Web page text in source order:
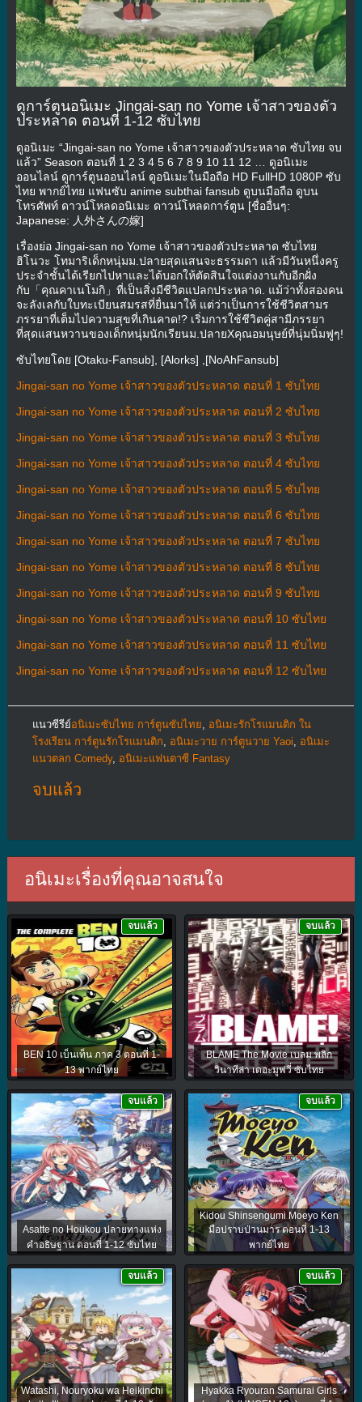
ดูการ์ตูนอนิเมะ Jingai-san no Yome เจ้าสาวของตัว
ประหลาด ตอนที่ 1-12 ซับไทย
ดูอนิเมะ “Jingai-san no Yome เจ้าสาวของตัวประหลาด ซับไทย จบ
แล้ว” Season ตอนที่ 1 2 3 4 5 6 7 8 9 10 11 12 … ดูอนิเมะ
ออนไลน์ ดูการ์ตูนออนไลน์ ดูอนิเมะในมือถือ HD FullHD 1080P ซับ
ไทย พากย์ไทย แฟนซับ anime subthai fansub ดูบนมือถือ ดูบน
โทรศัพท์ ดาวน์โหลดอนิเมะ ดาวน์โหลดการ์ตูน [ชื่ออื่นๆ:
Japanese: 人外さんの嫁]
เรื่องย่อ Jingai-san no Yome เจ้าสาวของตัวประหลาด ซับไทย
ฮิโนวะ โทมาริเด็กหนุ่มม.ปลายสุดแสนจะธรรมดา แล้วมีวันหนึ่งครู
ประจำชั้นได้เรียกไปหาและได้บอกให้ตัดสินใจแต่งงานกับอีกฝั่ง
กับ「คุณคาเนโมกิ」ที่เป็นสิ่งมีชีวิตแปลกประหลาด. แม้ว่าทั้งสองคน
จะลังเลกับใบทะเบียนสมรสที่ยื่นมาให้ แต่ว่าเป็นการใช้ชีวิตสามร
ภรรยาที่เต็มไปความสุขที่เกินคาด!? เริ่มการใช้ชีวิตคู่สามีภรรยา
ที่สุดแสนหวานของเด็กหนุ่มนักเรียนม.ปลายXคุณอมนุษย์ที่นุ่มนิ่มฟูๆ!
ซับไทยโดย [Otaku-Fansub], [Alorks] ,[NoAhFansub]
Jingai-san no Yome เจ้าสาวของตัวประหลาด ตอนที่ 1 ซับไทย
Jingai-san no Yome เจ้าสาวของตัวประหลาด ตอนที่ 2 ซับไทย
Jingai-san no Yome เจ้าสาวของตัวประหลาด ตอนที่ 3 ซับไทย
Jingai-san no Yome เจ้าสาวของตัวประหลาด ตอนที่ 4 ซับไทย
Jingai-san no Yome เจ้าสาวของตัวประหลาด ตอนที่ 5 ซับไทย
Jingai-san no Yome เจ้าสาวของตัวประหลาด ตอนที่ 6 ซับไทย
Jingai-san no Yome เจ้าสาวของตัวประหลาด ตอนที่ 7 ซับไทย
Jingai-san no Yome เจ้าสาวของตัวประหลาด ตอนที่ 8 ซับไทย
Jingai-san no Yome เจ้าสาวของตัวประหลาด ตอนที่ 9 ซับไทย
Jingai-san no Yome เจ้าสาวของตัวประหลาด ตอนที่ 10 ซับไทย
Jingai-san no Yome เจ้าสาวของตัวประหลาด ตอนที่ 11 ซับไทย
Jingai-san no Yome เจ้าสาวของตัวประหลาด ตอนที่ 12 ซับไทย
แนวซีรีย์อนิเมะซับไทย การ์ตูนซับไทย
อนิเมะรักโรแมนติก ใน
โรงเรียน การ์ตูนรักโรแมนติก
อนิเมะวาย การ์ตูนวาย Yaoi
อนิเมะ
แนวตลก Comedy, อนิเมะแฟนตาซี Fantasy
จบแล้ว
อนิเมะเรื่องที่คุณอาจสนใจ
BEN 10 เบ็นเท็น ภาค 3 ตอนที่ 1-
13 พากย์ไทย
จบแล้ว
BLAME The Movie เบลม พลิก
วินาทีล่า เดอะมูฟวี่ ซับไทย
จบแล้ว
Asatte no Houkou ปลายทางแห่ง
คำอธิษฐาน ตอนที่ 1-12 ซับไทย
จบแล้ว
Kidou Shinsengumi Moeyo Ken
มือปราบป่วนมาร ตอนที่ 1-13
พากย์ไทย
จบแล้ว
Watashi, Nouryoku wa Heikinchi
จบแล้ว
Hyakka Ryouran Samurai Girls
จบแล้ว